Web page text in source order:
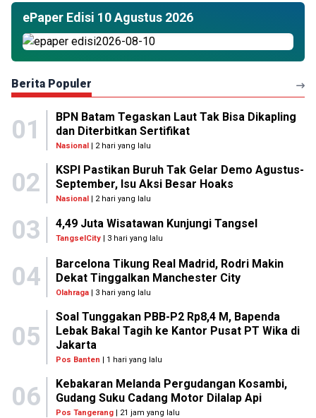
ePaper Edisi 10 Agustus 2026
Berita Populer
01
BPN Batam Tegaskan Laut Tak Bisa Dikapling
dan Diterbitkan Sertifikat
Nasional| 2 hari yang lalu
02
KSPI Pastikan Buruh Tak Gelar Demo Agustus-
September, Isu Aksi Besar Hoaks
Nasional| 2 hari yang lalu
03 4,49 Juta Wisatawan Kunjungi Tangsel
TangselCity | 3 hari yang lalu
04
Barcelona Tikung Real Madrid, Rodri Makin
Dekat Tinggalkan Manchester City
Olahraga| 3 hari yang lalu
05
Soal Tunggakan PBB-P2 Rp8,4 M, Bapenda
Lebak Bakal Tagih ke Kantor Pusat PT Wika di
Jakarta
Pos Banten | 1 hari yang lalu
06
Kebakaran Melanda Pergudangan Kosambi,
Gudang Suku Cadang Motor Dilalap Api
Pos Tangerang| 21 jam yang lalu